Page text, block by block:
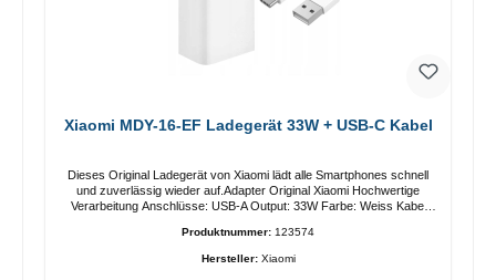
Xiaomi MDY-16-EF Ladegerät 33W + USB-C Kabel
Dieses Original Ladegerät von Xiaomi lädt alle Smartphones schnell
und zuverlässig wieder auf.Adapter Original Xiaomi Hochwertige
Verarbeitung Anschlüsse: USB-A Output: 33W Farbe: Weiss Kabel
Produktnummer: 123574
Hersteller: Xiaomi